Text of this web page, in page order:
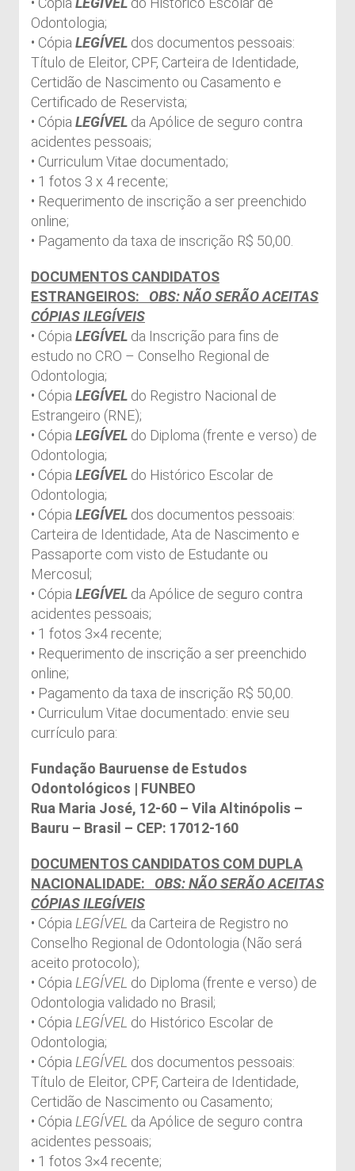
Odontologia;
• Cópia LEGÍVEL dos documentos pessoais:
Título de Eleitor, CPF, Carteira de Identidade,
Certidão de Nascimento ou Casamento e
Certificado de Reservista;
• Cópia LEGÍVEL da Apólice de seguro contra
acidentes pessoais;
• Curriculum Vitae documentado;
• 1 fotos 3 x 4 recente;
• Requerimento de inscrição a ser preenchido
online;
• Pagamento da taxa de inscrição R$ 50,00.
DOCUMENTOS CANDIDATOS
ESTRANGEIROS:
OBS: NÃO SERÃO ACEITAS
CÓPIAS ILEGÍVEIS
• Cópia LEGÍVEL da Inscrição para fins de
estudo no CRO – Conselho Regional de
Odontologia;
• Cópia LEGÍVEL do Registro Nacional de
Estrangeiro (RNE);
• Cópia LEGÍVEL do Diploma (frente e verso) de
Odontologia;
• Cópia LEGÍVEL do Histórico Escolar de
Odontologia;
• Cópia LEGÍVEL dos documentos pessoais:
Carteira de Identidade, Ata de Nascimento e
Passaporte com visto de Estudante ou
Mercosul;
• Cópia LEGÍVEL da Apólice de seguro contra
acidentes pessoais;
• 1 fotos 3×4 recente;
• Requerimento de inscrição a ser preenchido
online;
• Pagamento da taxa de inscrição R$ 50,00.
• Curriculum Vitae documentado: envie seu
currículo para:
Fundação Bauruense de Estudos
Odontológicos | FUNBEO
Rua Maria José, 12-60 – Vila Altinópolis –
Bauru – Brasil – CEP: 17012-160
DOCUMENTOS CANDIDATOS COM DUPLA
NACIONALIDADE:
OBS: NÃO SERÃO ACEITAS
CÓPIAS ILEGÍVEIS
• Cópia LEGÍVEL da Carteira de Registro no
Conselho Regional de Odontologia (Não será
aceito protocolo);
• Cópia LEGÍVEL do Diploma (frente e verso) de
Odontologia validado no Brasil;
• Cópia LEGÍVEL do Histórico Escolar de
Odontologia;
• Cópia LEGÍVEL dos documentos pessoais:
Título de Eleitor, CPF, Carteira de Identidade,
Certidão de Nascimento ou Casamento;
• Cópia LEGÍVEL da Apólice de seguro contra
acidentes pessoais;
• 1 fotos 3×4 recente;